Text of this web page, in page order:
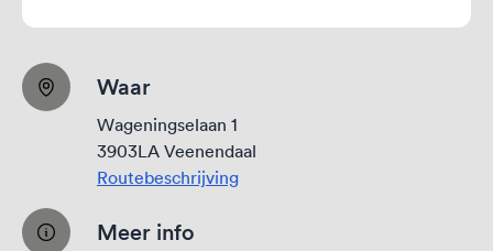
Waar
Wageningselaan 1
3903LA Veenendaal
Routebeschrijving
Meer info